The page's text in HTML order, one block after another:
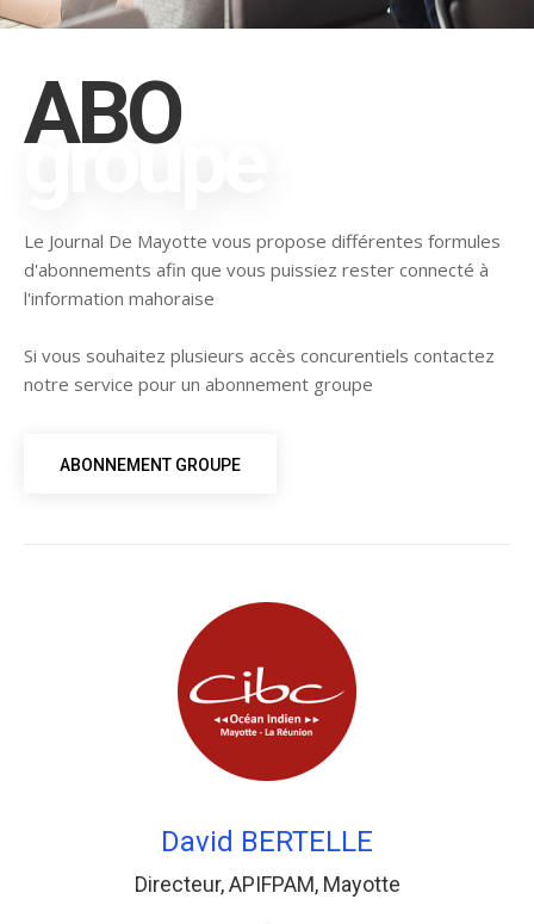
ABO
groupe
Le Journal De Mayotte vous propose différentes formules
d'abonnements afin que vous puissiez rester connecté à
l'information mahoraise
Si vous souhaitez plusieurs accès concurentiels contactez
notre service pour un abonnement groupe
ABONNEMENT GROUPE
David BERTELLE
Directeur,APIFPAM, Mayotte